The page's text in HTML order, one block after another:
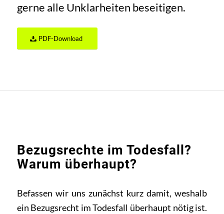
gerne alle Unklarheiten beseitigen.
PDF-Download
Bezugsrechte im Todesfall?
Warum überhaupt?
Befassen wir uns zunächst kurz damit, weshalb
ein Bezugsrecht im Todesfall überhaupt nötig ist.